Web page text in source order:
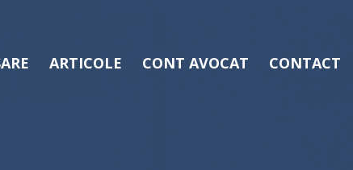
ARTICOLE CONT AVOCAT CONTACT